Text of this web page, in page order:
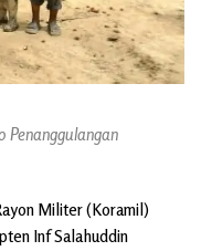
Penanggulangan
Militer (Koramil)
Inf Salahuddin